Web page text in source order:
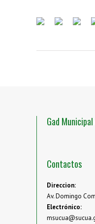
Gad
Contactos
Direccion:
Av. Domingo
Electrónico: